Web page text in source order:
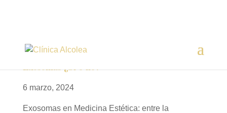
Exosomas ¿Sí o no?
6 marzo, 2024
Exosomas en Medicina Estética: entre la